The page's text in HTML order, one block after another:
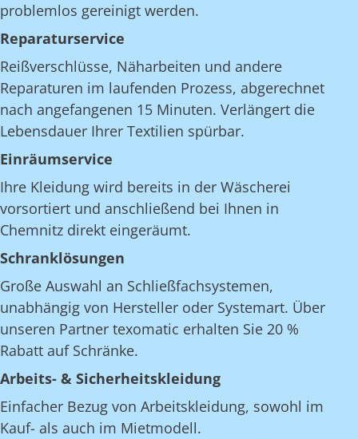
problemlos gereinigt werden.
Reparaturservice
Reißverschlüsse, Näharbeiten und andere
Reparaturen im laufenden Prozess, abgerechnet
nach angefangenen 15 Minuten. Verlängert die
Lebensdauer Ihrer Textilien spürbar.
Einräumservice
Ihre Kleidung wird bereits in der Wäscherei
vorsortiert und anschließend bei Ihnen in
Chemnitz direkt eingeräumt.
Schranklösungen
Große Auswahl an Schließfachsystemen,
unabhängig von Hersteller oder Systemart. Über
unseren Partner texomatic erhalten Sie 20 %
Rabatt auf Schränke.
Arbeits- & Sicherheitskleidung
Einfacher Bezug von Arbeitskleidung, sowohl im
Kauf- als auch im Mietmodell.